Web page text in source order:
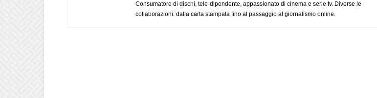
Consumatore di dischi, tele-dipendente, appassionato di cinema e serie tv. Diverse le
collaborazioni: dalla carta stampata fino al passaggio al giornalismo online.